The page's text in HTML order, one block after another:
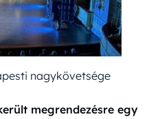
nagykövetsége
megrendezésre egy